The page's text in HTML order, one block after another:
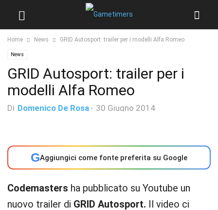
Home News GRID Autosport: trailer per i modelli Alfa Romeo
News
GRID Autosport: trailer per i
modelli Alfa Romeo
Di Domenico De Rosa - 30 Giugno 2014
GAggiungici come fonte preferita su Google
Codemasters ha pubblicato su Youtube un
nuovo trailer di GRID Autosport. Il video ci